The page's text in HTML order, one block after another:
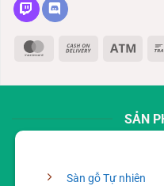
MasterCard
Cash
Delivery
Atm
SẢN
Sàn gỗ Tự nhiên